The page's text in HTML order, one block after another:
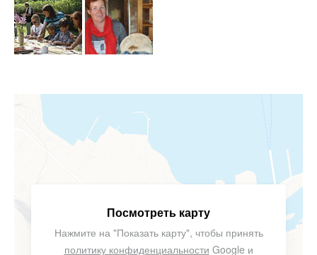
Посмотреть карту
Нажмите на "Показать карту", чтобы принять
политику конфиденциальности Google и